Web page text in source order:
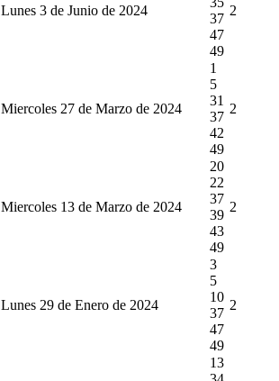
Lunes 3 de Junio de 2024
37
47
49
2
Miercoles 27 de Marzo de 2024
1
5
31
37
42
49
2
Miercoles 13 de Marzo de 2024
20
22
37
39
43
49
2
Lunes 29 de Enero de 2024
3
5
10
37
47
49
2
13